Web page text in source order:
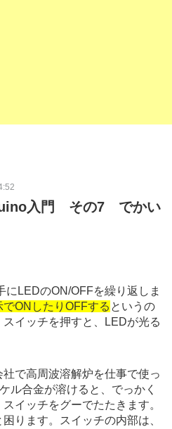
入門 その7 でかい
LEDのON/OFFを繰り返しま
ONしたりOFFする というの
イッチを押すと、LEDが光る
で高周波溶解炉を仕事で使っ
ル合金が溶けると、でっかく
イッチをグーでたたきます。
ります。スイッチの内部は、